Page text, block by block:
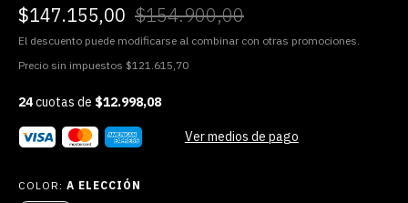
$147.155,00 $154.900,00
El descuento puede modificarse al combinar con otras promociones.
Precio sin impuestos $121.615,70
24cuotas de $12.998,08
Ver medios de pago
COLOR: A ELECCIÓN